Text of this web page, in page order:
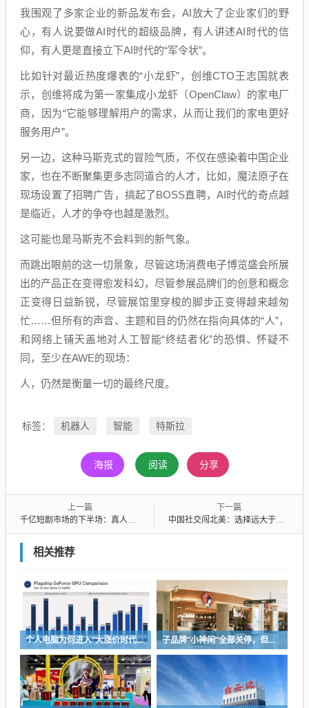
我围观了多家企业的新品发布会，AI放大了企业家们的野
心，有人说要做AI时代的超级品牌，有人讲述AI时代的信
仰，有人更是直接立下AI时代的“军令状”。
比如针对最近热度爆表的“小龙虾”，创维CTO王志国就表
示，创维将成为第一家集成小龙虾（OpenClaw）的家电厂
商，因为“它能够理解用户的需求，从而让我们的家电更好
服务用户”。
另一边，这种马斯克式的冒险气质，不仅在感染着中国企业
家，也在不断聚集更多志同道合的人才，比如，魔法原子在
现场设置了招聘广告，搞起了BOSS直聘，AI时代的奇点越
是临近，人才的争夺也越是激烈。
这可能也是马斯克不会料到的新气象。
而跳出眼前的这一切景象，尽管这场消费电子博览盛会所展
出的产品正在变得愈发科幻，尽管参展品牌们的创意和概念
正变得日益新锐，尽管展馆里穿梭的脚步正变得越来越匆
忙……但所有的声音、主题和目的仍然在指向具体的“人”，
和网络上铺天盖地对人工智能“终结者化”的恐惧、怀疑不
同，至少在AWE的现场：
人，仍然是衡量一切的最终尺度。
标签： 机器人 智能 特斯拉
海报 阅读 分享
上一篇
千亿短剧市场的下半场：真人剧定盘，AI漫剧破圈
下一篇
中国社交闯北美：选择远大于努力
相关推荐
个人电脑为何进入“大涨价时代”？ 子品牌“小神闲”全部关停，但茶颜悦色的扩张还在提速